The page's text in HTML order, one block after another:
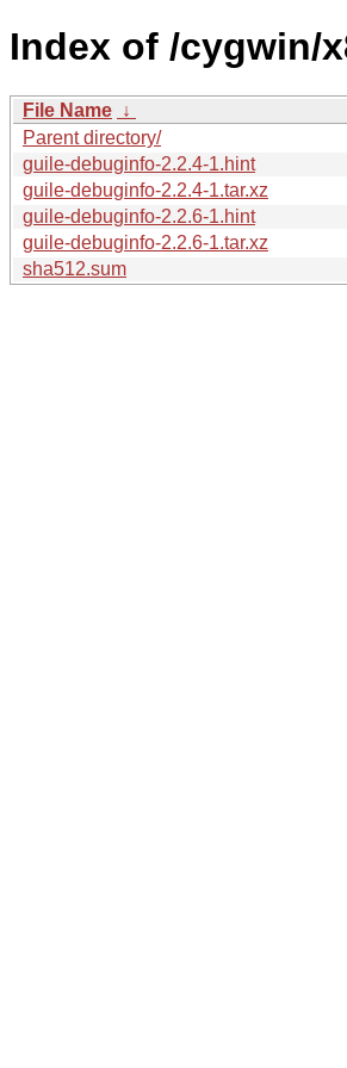
Index of /cygwin/
File Name ↓
Parent directory/
guile-debuginfo-2.2.4-1.hint
guile-debuginfo-2.2.4-1.tar.xz
guile-debuginfo-2.2.6-1.hint
guile-debuginfo-2.2.6-1.tar.xz
sha512.sum